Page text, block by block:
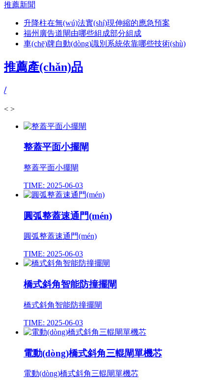
推薦新聞
升降柱在無(wú)法實(shí)現伸縮的應急預案
福州廣告道閘由哪些組成部分組成
車(chē)牌自動(dòng)識別系統依靠哪些技術(shù)
推薦產(chǎn)品
/
< >
整蓋平面小擺閘
整蓋平面小擺閘
TIME: 2025-06-03
圓弧整蓋速通門(mén)
圓弧整蓋速通門(mén)
TIME: 2025-06-03
橋式斜角智能防撞擺閘
橋式斜角智能防撞擺閘
TIME: 2025-06-03
電動(dòng)橋式斜角三輥閘單機芯
電動(dòng)橋式斜角三輥閘單機芯